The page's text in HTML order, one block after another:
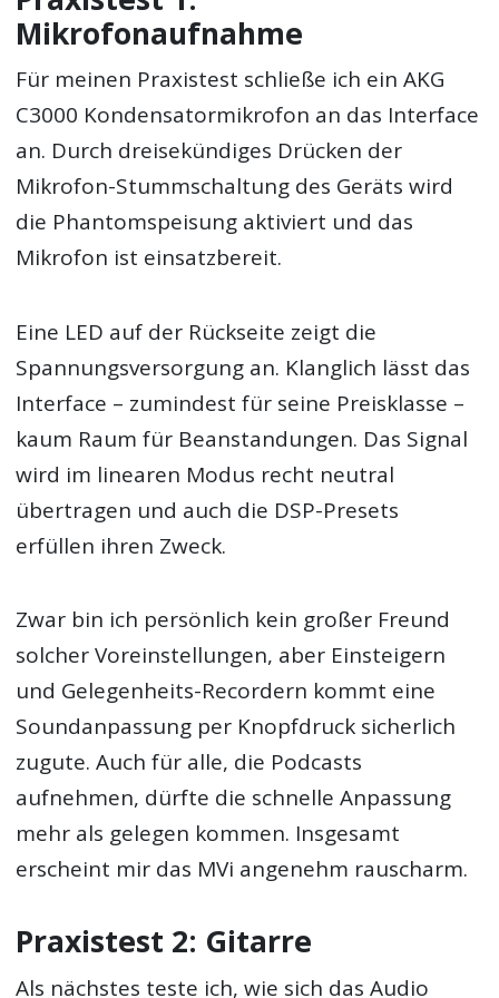
Mikrofonaufnahme
Für meinen Praxistest schließe ich ein AKG
C3000 Kondensatormikrofon an das Interface
an. Durch dreisekündiges Drücken der
Mikrofon-Stummschaltung des Geräts wird
die Phantomspeisung aktiviert und das
Mikrofon ist einsatzbereit.
Eine LED auf der Rückseite zeigt die
Spannungsversorgung an. Klanglich lässt das
Interface – zumindest für seine Preisklasse –
kaum Raum für Beanstandungen. Das Signal
wird im linearen Modus recht neutral
übertragen und auch die DSP-Presets
erfüllen ihren Zweck.
Zwar bin ich persönlich kein großer Freund
solcher Voreinstellungen, aber Einsteigern
und Gelegenheits-Recordern kommt eine
Soundanpassung per Knopfdruck sicherlich
zugute. Auch für alle, die Podcasts
aufnehmen, dürfte die schnelle Anpassung
mehr als gelegen kommen. Insgesamt
erscheint mir das MVi angenehm rauscharm.
Praxistest 2: Gitarre
Als nächstes teste ich, wie sich das Audio